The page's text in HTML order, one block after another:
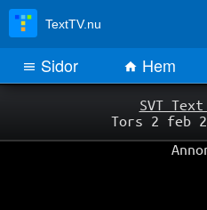
SVT
Tors 2 feb
TextTV.nu
Sidor Hem